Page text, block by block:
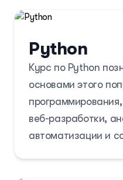
проектами.
Python
Курс по Python
основами этого
веб-разработки,
автоматизации и